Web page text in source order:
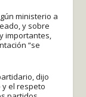
ministerio a
y sobre
importantes,
“se
dijo
y el respeto